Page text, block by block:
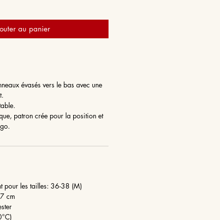
au panier
évasés vers le bas avec une
patron crée pour la position et
pour les tailles: 36-38 (M)
cm